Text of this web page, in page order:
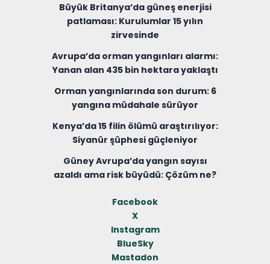
Büyük Britanya’da güneş enerjisi
patlaması: Kurulumlar 15 yılın
zirvesinde
Avrupa’da orman yangınları alarmı:
Yanan alan 435 bin hektara yaklaştı
Orman yangınlarında son durum: 6
yangına müdahale sürüyor
Kenya’da 15 filin ölümü araştırılıyor:
Siyanür şüphesi güçleniyor
Güney Avrupa’da yangın sayısı
azaldı ama risk büyüdü: Çözüm ne?
Facebook
X
Instagram
BlueSky
Mastadon